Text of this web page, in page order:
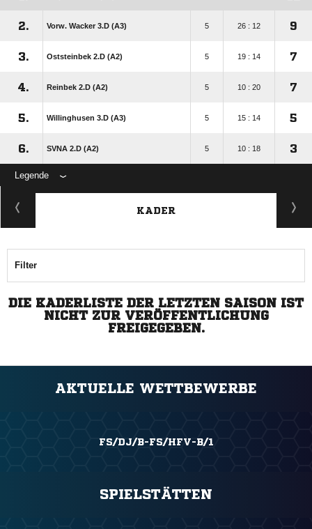
2. Vorw. Wacker 3.D (A3) 5 26 : 12 9
3. Oststeinbek 2.D (A2) 5 19 : 14 7
4. Reinbek 2.D (A2) 5 10 : 20 7
5. Willinghusen 3.D (A3) 5 15 : 14 5
6. SVNA 2.D (A2) 5 10 : 18 3
Legende
KADER
Filter
DIE KADERLISTE DER LETZTEN SAISON IST
NICHT ZUR VERÖFFENTLICHUNG
FREIGEGEBEN.
AKTUELLE WETTBEWERBE
FS/DJ/B-FS/HFV-B/1
SPIELSTÄTTEN